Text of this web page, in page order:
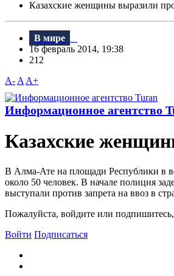
Казахские женщины выразили
В мире
16 февраль 2014, 19:38
212
A- A A+
Информационное агентство
Казахские
В Алма-Ате на площади Республики в
около 50 человек. В начале полиция
выступали против запрета на ввоз в
Пожалуйста, войдите или
Войти Подписаться